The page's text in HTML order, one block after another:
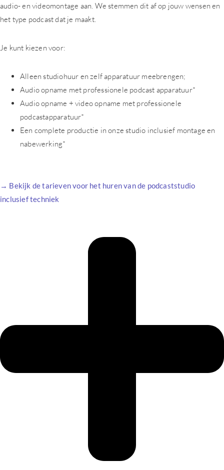
audio- en videomontage aan. We stemmen dit af op jouw wensen en
het type podcast dat je maakt.
Je kunt kiezen voor:
Alleen studiohuur en zelf apparatuur meebrengen;
Audio opname met professionele podcast apparatuur*
Audio opname + video opname met professionele
podcastapparatuur*
Een complete productie in onze studio inclusief montage en
nabewerking*
→ Bekijk de tarieven voor het huren van de podcaststudio
inclusief techniek